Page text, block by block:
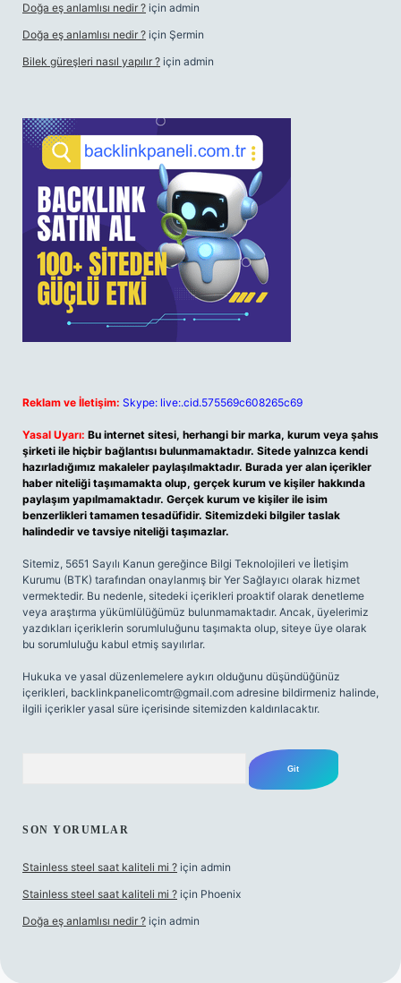
Doğa eş anlamlısı nedir ? için admin
Doğa eş anlamlısı nedir ? için Şermin
Bilek güreşleri nasıl yapılır ? için admin
Reklam ve İletişim: Skype: live:.cid.575569c608265c69
Yasal Uyarı: Bu internet sitesi, herhangi bir marka, kurum veya şahıs
şirketi ile hiçbir bağlantısı bulunmamaktadır. Sitede yalnızca kendi
hazırladığımız makaleler paylaşılmaktadır. Burada yer alan içerikler
haber niteliği taşımamakta olup, gerçek kurum ve kişiler hakkında
paylaşım yapılmamaktadır. Gerçek kurum ve kişiler ile isim
benzerlikleri tamamen tesadüfidir. Sitemizdeki bilgiler taslak
halindedir ve tavsiye niteliği taşımazlar.
Sitemiz, 5651 Sayılı Kanun gereğince Bilgi Teknolojileri ve İletişim
Kurumu (BTK) tarafından onaylanmış bir Yer Sağlayıcı olarak hizmet
vermektedir. Bu nedenle, sitedeki içerikleri proaktif olarak denetleme
veya araştırma yükümlülüğümüz bulunmamaktadır. Ancak, üyelerimiz
yazdıkları içeriklerin sorumluluğunu taşımakta olup, siteye üye olarak
bu sorumluluğu kabul etmiş sayılırlar.
Hukuka ve yasal düzenlemelere aykırı olduğunu düşündüğünüz
içerikleri, backlinkpanelicomtr@gmail.com adresine bildirmeniz halinde,
ilgili içerikler yasal süre içerisinde sitemizden kaldırılacaktır.
SON YORUMLAR
Stainless steel saat kaliteli mi ? için admin
Stainless steel saat kaliteli mi ? için Phoenix
Doğa eş anlamlısı nedir ? için admin